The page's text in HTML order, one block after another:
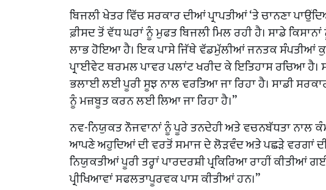
ਬਿਜਲੀ ਖੇਤਰ ਵਿੱਚ ਸਰਕਾਰ ਦੀਆਂ ਪ੍ਰਾਪਤੀਆਂ ‘ਤੇ ਚਾਨਣਾ
ਫ਼ੀਸਦ ਤੋਂ ਵੱਧ ਘਰਾਂ ਨੂੰ ਮੁਫਤ ਬਿਜਲੀ ਮਿਲ ਰਹੀ ਹੈ। ਸਾਡੇ
ਲਾਭ ਹੋਇਆ ਹੈ। ਇਕ ਪਾਸੇ ਜਿੱਥੇ ਵੱਡਮੁੱਲੀਆਂ ਜਨਤਕ ਸੰਪਤੀਆਂ
ਪ੍ਰਾਈਵੇਟ ਥਰਮਲ ਪਾਵਰ ਪਲਾਂਟ ਖਰੀਦ ਕੇ ਇਤਿਹਾਸ ਰਚਿਆ
ਭਲਾਈ ਲਈ ਪੂਰੀ ਸੂਝ ਨਾਲ ਵਰਤਿਆ ਜਾ ਰਿਹਾ ਹੈ। ਸਾਡੀ
ਨੂੰ ਮਜ਼ਬੂਤ ਕਰਨ ਲਈ ਲਿਆ ਜਾ ਰਿਹਾ ਹੈ।”
ਨਵ-ਨਿਯੁਕਤ ਨੌਜਵਾਨਾਂ ਨੂੰ ਪੂਰੇ ਤਨਦੇਹੀ ਅਤੇ ਵਚਨਬੱਧਤਾ ਨਾਲ
ਆਪਣੇ ਅਹੁਦਿਆਂ ਦੀ ਵਰਤੋਂ ਸਮਾਜ ਦੇ ਲੋੜਵੰਦ ਅਤੇ ਪਛੜੇ ਵਰਗਾਂ
ਨਿਯੁਕਤੀਆਂ ਪੂਰੀ ਤਰ੍ਹਾਂ ਪਾਰਦਰਸ਼ੀ ਪ੍ਰਕਿਰਿਆ ਰਾਹੀਂ
ਪ੍ਰੀਖਿਆਵਾਂ ਸਫਲਤਾਪੂਰਵਕ ਪਾਸ ਕੀਤੀਆਂ ਹਨ।”